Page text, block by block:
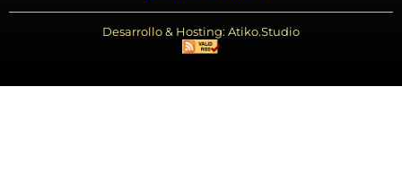
Desarrollo & Hosting: Atiko.Studio